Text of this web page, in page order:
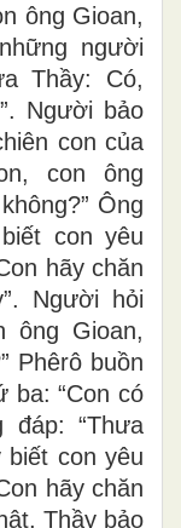
ông Gioan,
người
Thầy: Có,
Người bảo
con của
con ông
Ông
con yêu
hãy chăn
Người hỏi
ông Gioan,
Phêrô buồn
ba: “Con có
đáp: “Thưa
con yêu
hãy chăn
Thầy bảo